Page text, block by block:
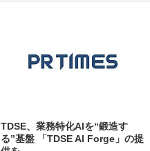
TDSE、業務特化AIを“鍛造す
る”基盤 「TDSE AI Forge」の提